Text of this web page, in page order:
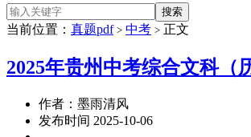
当前位置： 真题pdf > 中考 > 正文
2025年贵州中考综合文科（
作者：墨雨清风
发布时间 2025-10-06